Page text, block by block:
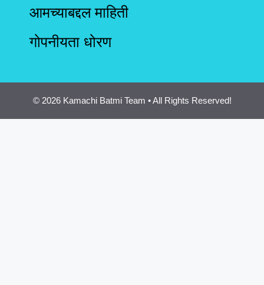
आमच्याबद्दल माहिती
गोपनीयता धोरण
© 2026 Kamachi Batmi Team • All Rights Reserved!